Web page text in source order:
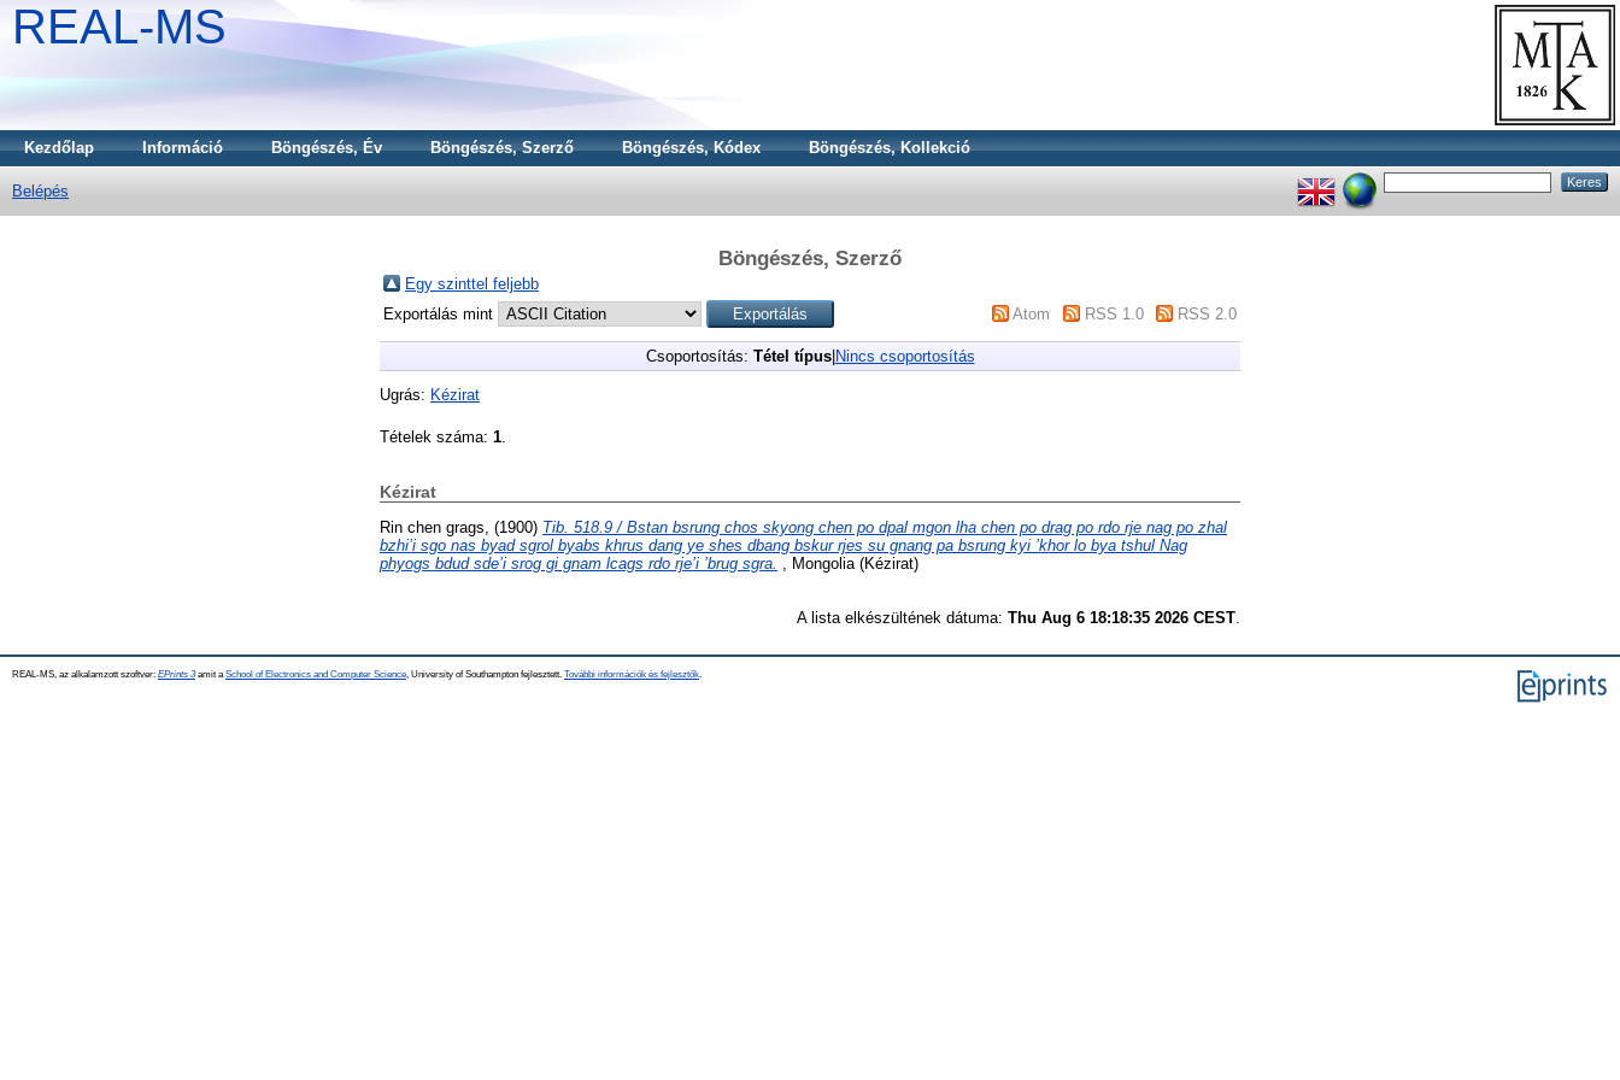
REAL-MS
Kezdőlap Információ Böngészés, Év Böngészés, Szerző Böngészés, Kódex Böngészés, Kollekció
Belépés
Böngészés, Szerző
Egy szinttel feljebb
Exportálás mint
Atom RSS 1.0 RSS 2.0
Csoportosítás: Tétel típus| Nincs csoportosítás
Ugrás: Kézirat
Tételek száma: 1
Kézirat
Rin chen grags, (1900) Tib. 518.9 / Bstan bsrung chos skyong chen po dpal mgon lha chen po drag po rdo rje nag po zhal
bzhi’i sgo nas byad sgrol byabs khrus dang ye shes dbang bskur rjes su gnang pa bsrung kyi ’khor lo bya tshul Nag
phyogs bdud sde’i srog gi gnam lcags rdo rje’i ’brug sgra.
, Mongolia (Kézirat)
A lista elkészültének dátuma: Thu Aug 6 18:18:35 2026 CEST
REAL-MS, az alkalamzott szoftver: EPrints 3amit a School of Electronics and Computer Science , University of Southampton fejlesztett. További információk és fejlesztők